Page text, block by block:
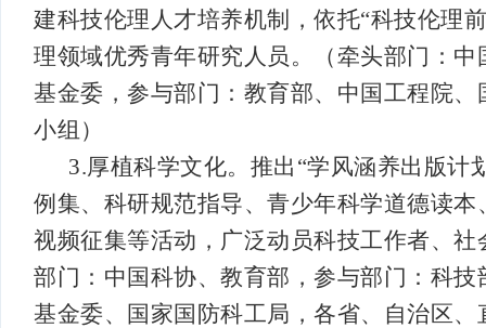
建科技伦理人才培养机制，依托“科技伦理
理领域优秀青年研究人员。（牵头部门：
基金委，参与部门：教育部、中国工程院
小组）
3.厚植科学文化。推出“学风涵养出版
例集、科研规范指导、青少年科学道德读
视频征集等活动，广泛动员科技工作者、
部门：中国科协、教育部，参与部门：科
基金委、国家国防科工局，各省、自治区